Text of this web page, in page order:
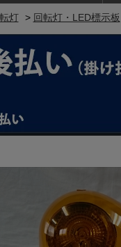
灯 > 回転灯・LED標示板